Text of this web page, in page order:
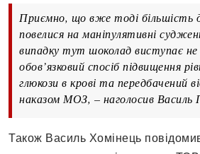
Приємно, що вже тоді більшість
повелися на маніпулятивні
випадку тут шоколад виступає не
обов’язковий спосіб підвищення
глюкози в крові та передбачений
наказом МОЗ, – наголосив Василь
Також Василь Хомінець